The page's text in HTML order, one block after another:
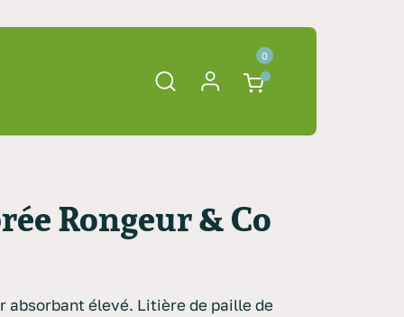
0
Rongeur & Co
absorbant élevé. Litière de paille de